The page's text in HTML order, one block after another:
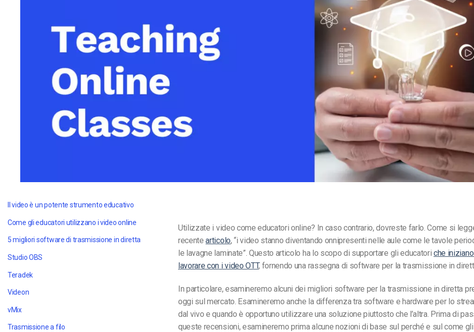
Privacy e Sicurezza
Monetizzazione Video
Il video è un potente strumento educativo
Come gli educatori utilizzano i video online
5 migliori software di trasmissione in diretta
Studio OBS
Teradek
Videon
vMix
Trasmissione a filo
Utilizzate i video come educatori online? In caso contrario, dovreste farlo. Come si
recentearticolo, “i video stanno diventando onnipresenti nelle aule come le tavole
le lavagne laminate”. Questo articolo ha lo scopo di supportare gli educatoriche
lavorare con i video OTT, fornendo una rassegna di software per la trasmissione in
In particolare, esamineremo alcuni dei migliori software per la trasmissione in diretta
oggi sul mercato. Esamineremo anche la differenza tra software e hardware per lo
dal vivo e quando è opportuno utilizzare una soluzione piuttosto che l’altra. Prima di
queste recensioni, esamineremo prima alcune nozioni di base sul perché e sul come gli